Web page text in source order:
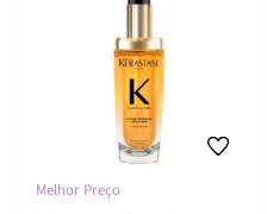
Melhor Preço